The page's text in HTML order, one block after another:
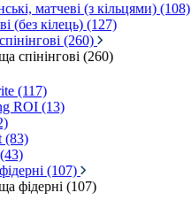
матчеві (з кільцями) (108)
(без кілець) (127)
(260)
спінінгові (260)
(117)
ROI (13)
(83)
(43)
(107)
фідерні (107)